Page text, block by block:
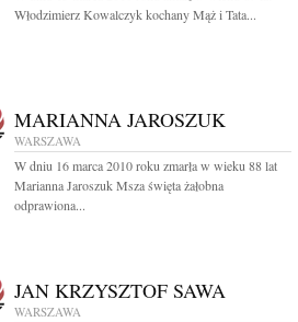
Włodzimierz Kowalczyk kochany Mąż i Tata...
MARIANNA JAROSZUK
WARSZAWA
W dniu 16 marca 2010 roku zmarła w wieku 88 lat
Marianna Jaroszuk Msza święta żałobna
odprawiona...
JAN KRZYSZTOF SAWA
WARSZAWA